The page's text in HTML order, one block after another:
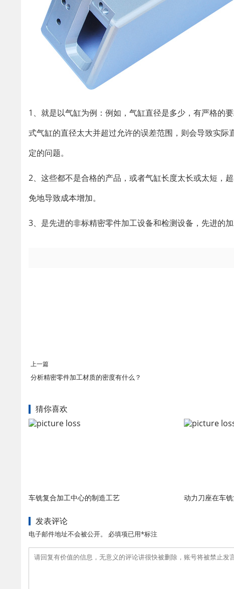
1、就是以气缸为例：例如，气缸直径是多少，有严格的
式气缸的直径太大并超过允许的误差范围，则会导致实
定的问题。
2、这些都不是合格的产品，或者气缸长度太长或太短，
免地导致成本增加。
3、是先进的非标精密零件加工设备和检测设备，先进的
上一篇
分析精密零件加工材质的密度有什么？
猜你喜欢
车铣复合加工中心的制造工艺 动力刀座在车
发表评论
电子邮件地址不会被公开。 必填项已用*标注